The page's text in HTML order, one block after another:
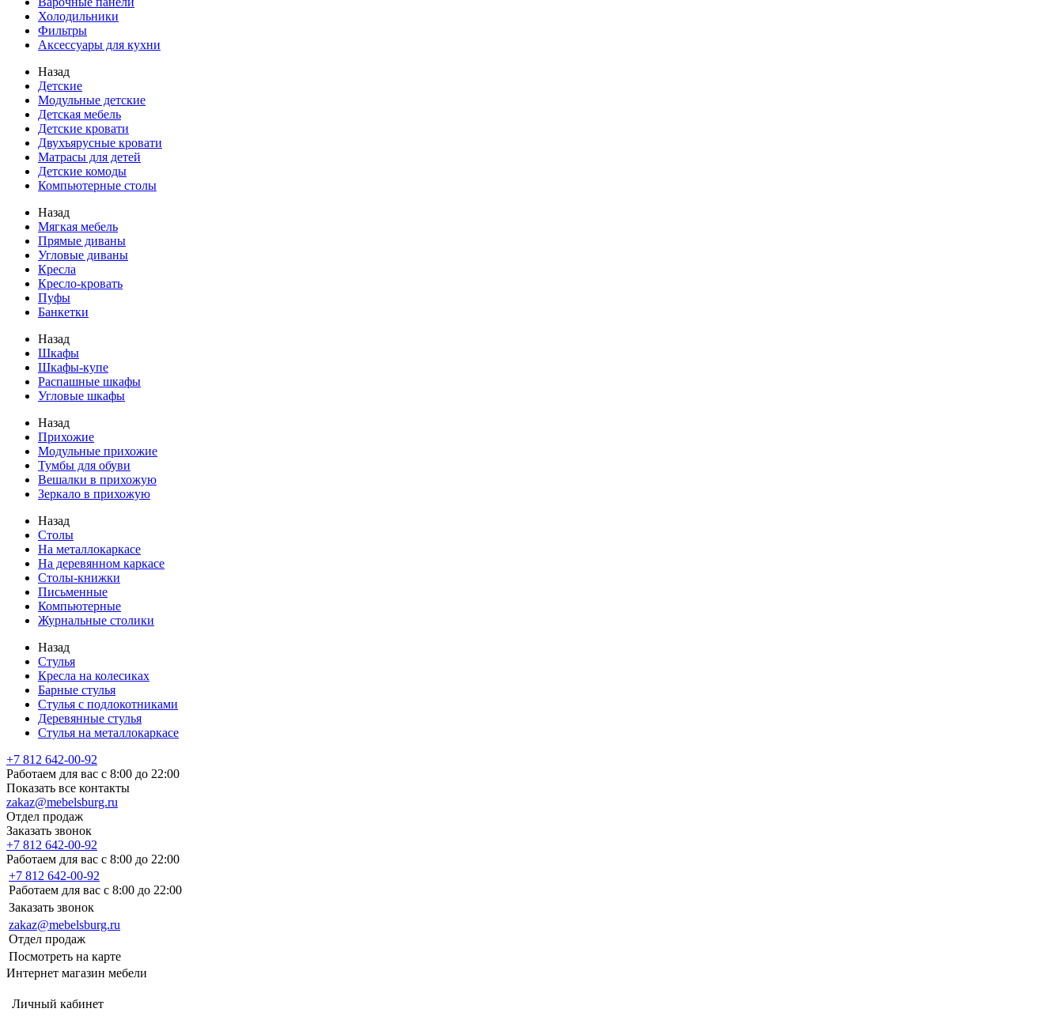
Холодильники
Фильтры
Аксессуары для кухни
Назад
Детские
Модульные детские
Детская мебель
Детские кровати
Двухъярусные кровати
Матрасы для детей
Детские комоды
Компьютерные столы
Назад
Мягкая мебель
Прямые диваны
Угловые диваны
Кресла
Кресло-кровать
Пуфы
Банкетки
Назад
Шкафы
Шкафы-купе
Распашные шкафы
Угловые шкафы
Назад
Прихожие
Модульные прихожие
Тумбы для обуви
Вешалки в прихожую
Зеркало в прихожую
Назад
Столы
На металлокаркасе
На деревянном каркасе
Столы-книжки
Письменные
Компьютерные
Журнальные столики
Назад
Стулья
Кресла на колесиках
Барные стулья
Стулья с подлокотниками
Деревянные стулья
Стулья на металлокаркасе
+7 812 642-00-92
Работаем для вас с 8:00 до 22:00
Показать все контакты
zakaz@mebelsburg.ru
Отдел продаж
Заказать звонок
+7 812 642-00-92
Работаем для вас с 8:00 до 22:00
+7 812 642-00-92
Работаем для вас с 8:00 до 22:00
Заказать звонок
zakaz@mebelsburg.ru
Отдел продаж
Посмотреть на карте
Интернет магазин мебели
Личный кабинет